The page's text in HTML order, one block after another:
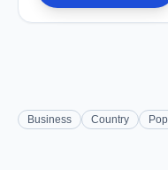
Business Country Pop